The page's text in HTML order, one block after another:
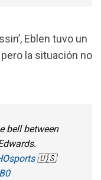
Eblen tuvo un
la situación no
bell between
🇺🇸